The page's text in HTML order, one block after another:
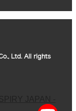
Ltd. All rights